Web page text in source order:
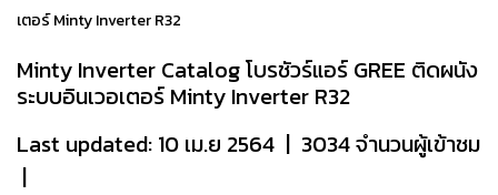
เตอร์ Minty Inverter R32
Minty Inverter Catalog โบรชัวร์แอร์ GREE ติดผนัง
ระบบอินเวอเตอร์ Minty Inverter R32
Last updated: 10 เม.ย 2564 | 3034 จำนวนผู้เข้าชม
|